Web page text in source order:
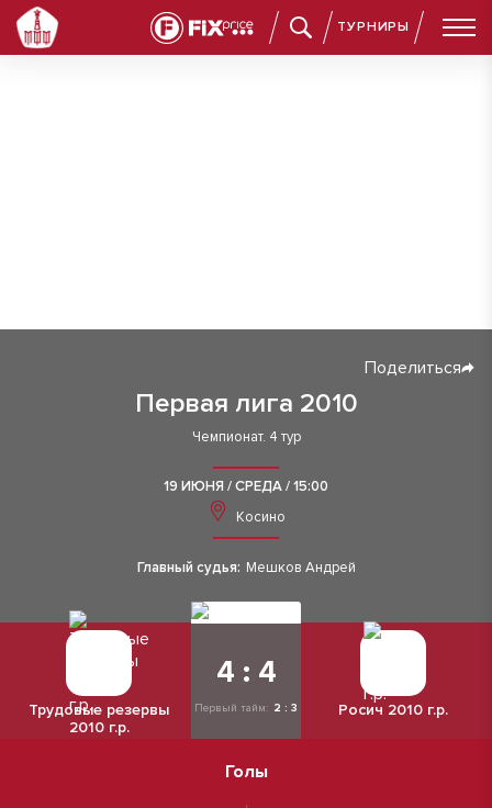
ТУРНИРЫ
Первая лига 2010
Поделиться
Чемпионат. 4 тур
19 ИЮНЯ / СРЕДА / 15:00
Косино
Главный судья: Мешков Андрей
Трудовые резервы
2010 г.р.
4 : 4
Первый тайм: 2 : 3 Росич 2010 г.р.
Голы